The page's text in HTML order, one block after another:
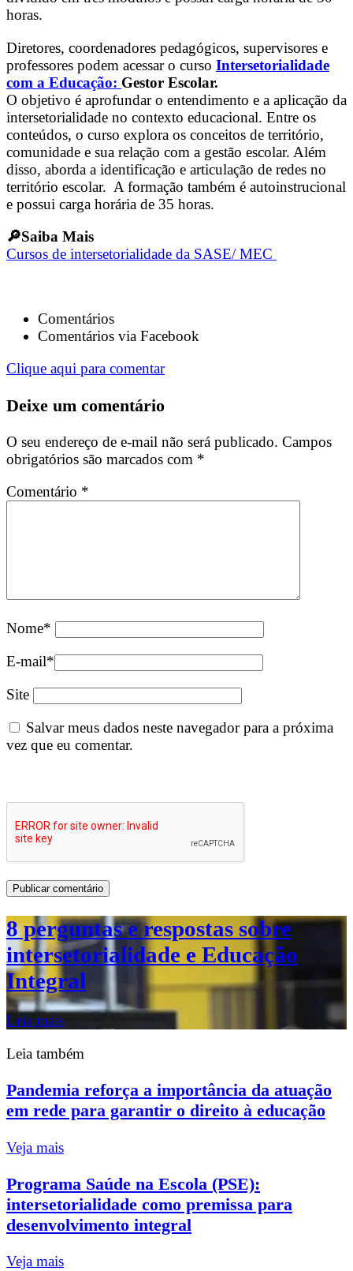
horas.
Diretores, coordenadores pedagógicos, supervisores e
professores podem acessar o curso Intersetorialidade
com a Educação: Gestor Escolar.
O objetivo é aprofundar o entendimento e a aplicação da
intersetorialidade no contexto educacional. Entre os
conteúdos, o curso explora os conceitos de território,
comunidade e sua relação com a gestão escolar. Além
disso, aborda a identificação e articulação de redes no
território escolar. A formação também é autoinstrucional
e possui carga horária de 35 horas.
🔎Saiba Mais
Cursos de intersetorialidade da SASE/ MEC
Comentários
Comentários via Facebook
Clique aqui para comentar
Deixe um comentário
O seu endereço de e-mail não será publicado. Campos
obrigatórios são marcados com *
Comentário *
Nome*
E-mail*
Site
Salvar meus dados neste navegador para a próxima
vez que eu comentar.
8 perguntas e respostas sobre
intersetorialidade e Educação
Integral
Leia mais
Leia também
Pandemia reforça a importância da atuação
em rede para garantir o direito à educação
Veja mais
Programa Saúde na Escola (PSE):
intersetorialidade como premissa para
desenvolvimento integral
Veja mais